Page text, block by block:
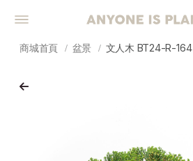
商城首頁 盆景 文人木 BT24-R-164